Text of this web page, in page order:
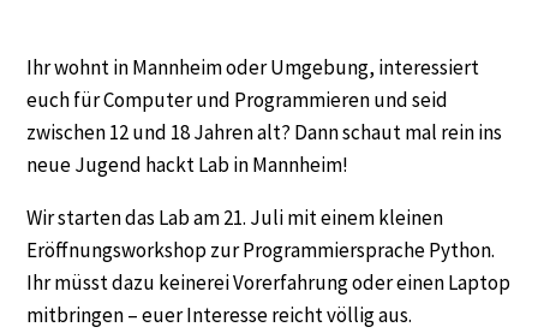
Ihr wohnt in Mannheim oder Umgebung, interessiert
euch für Computer und Programmieren und seid
zwischen 12 und 18 Jahren alt? Dann schaut mal rein ins
neue Jugend hackt Lab in Mannheim!
Wir starten das Lab am 21. Juli mit einem kleinen
Eröffnungsworkshop zur Programmiersprache Python.
Ihr müsst dazu keinerei Vorerfahrung oder einen Laptop
mitbringen – euer Interesse reicht völlig aus.